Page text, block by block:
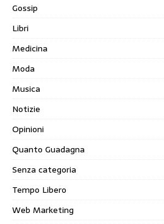
Gossip
Libri
Medicina
Moda
Musica
Notizie
Opinioni
Quanto Guadagna
Senza categoria
Tempo Libero
Web Marketing